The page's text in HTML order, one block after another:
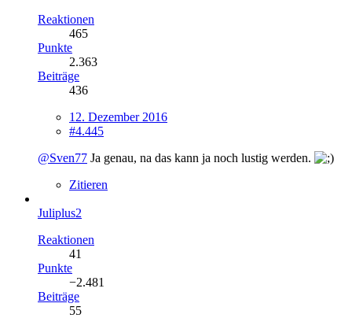
Reaktionen
465
Punkte
2.363
Beiträge
436
12. Dezember 2016
#4.445
@Sven77 Ja genau, na das kann ja noch lustig werden.
Zitieren
Juliplus2
Reaktionen
41
Punkte
−2.481
Beiträge
55